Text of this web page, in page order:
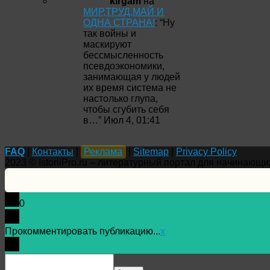
МИР,ТРУД,МАЙ И
ОДНА СТРАНА!: “Ну
так войны и
маскируют
бессмысленность
псевдоэкономики,
занимающая у людей
их время система не
настолько глупа,
чтобы сгубить себя
в…” Июл 4, 01:41
FAQ Контакты Реклама Sitemap
Privacy Policy
0
Прокомментировать публикацию...x